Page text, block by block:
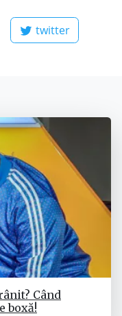
twitter
Când
boxă!